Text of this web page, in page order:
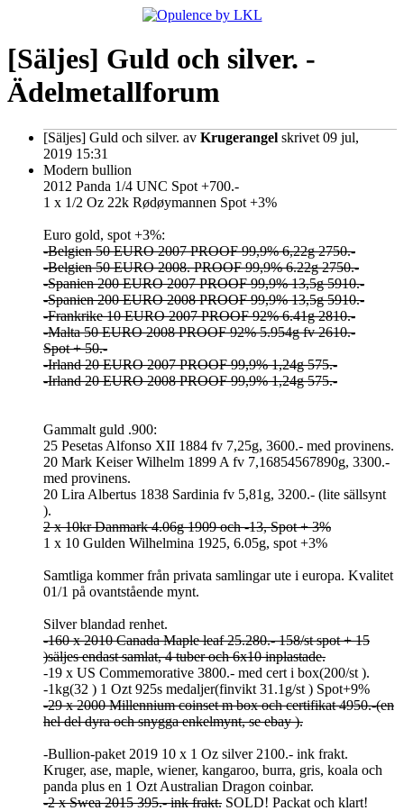
[Säljes] Guld och silver. -
Ädelmetallforum
[Säljes] Guld och silver. av Krugerangel skrivet 09 jul,
2019 15:31
Modern bullion
2012 Panda 1/4 UNC Spot +700.-
1 x 1/2 Oz 22k Rødøymannen Spot +3%
Euro gold, spot +3%:
-Belgien 50 EURO 2007 PROOF 99,9% 6,22g 2750.-
-Belgien 50 EURO 2008. PROOF 99,9% 6.22g 2750.-
-Spanien 200 EURO 2007 PROOF 99,9% 13,5g 5910.-
-Spanien 200 EURO 2008 PROOF 99,9% 13,5g 5910.-
-Frankrike 10 EURO 2007 PROOF 92% 6.41g 2810.-
-Malta 50 EURO 2008 PROOF 92% 5.954g fv 2610.-
Spot + 50.-
-Irland 20 EURO 2007 PROOF 99,9% 1,24g 575.-
-Irland 20 EURO 2008 PROOF 99,9% 1,24g 575.-
Gammalt guld .900:
25 Pesetas Alfonso XII 1884 fv 7,25g, 3600.- med provinens.
20 Mark Keiser Wilhelm 1899 A fv 7,16854567890g, 3300.-
med provinens.
20 Lira Albertus 1838 Sardinia fv 5,81g, 3200.- (lite sällsynt
).
2 x 10kr Danmark 4.06g 1909 och -13, Spot + 3%
1 x 10 Gulden Wilhelmina 1925, 6.05g, spot +3%
Samtliga kommer från privata samlingar ute i europa. Kvalitet
01/1 på ovantstående mynt.
Silver blandad renhet.
-160 x 2010 Canada Maple leaf 25.280.- 158/st spot + 15
)säljes endast samlat, 4 tuber och 6x10 inplastade.
-19 x US Commemorative 3800.- med cert i box(200/st ).
-1kg(32 ) 1 Ozt 925s medaljer(finvikt 31.1g/st ) Spot+9%
-29 x 2000 Millennium coinset m box och certifikat 4950.-(en
hel del dyra och snygga enkelmynt, se ebay ).
-Bullion-paket 2019 10 x 1 Oz silver 2100.- ink frakt.
Kruger, ase, maple, wiener, kangaroo, burra, gris, koala och
panda plus en 1 Ozt Australian Dragon coinbar.
-2 x Swea 2015 395.- ink frakt. SOLD! Packat och klart!